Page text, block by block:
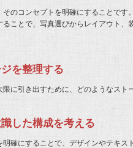
のコンセプトを明確にすることで
ことで、写真選びからレイアウト
を整理する
に引き出すために、どのようなスト
した構成を考える
確にすることで、デザインやテキス